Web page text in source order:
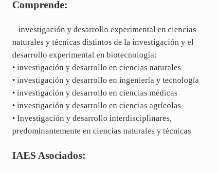
Comprende:
– investigación y desarrollo experimental en ciencias
naturales y técnicas distintos de la investigación y el
desarrollo experimental en biotecnología:
• investigación y desarrollo en ciencias naturales
• investigación y desarrollo en ingeniería y tecnología
• investigación y desarrollo en ciencias médicas
• investigación y desarrollo en ciencias agrícolas
• Investigación y desarrollo interdisciplinares,
predominantemente en ciencias naturales y técnicas
IAES Asociados: